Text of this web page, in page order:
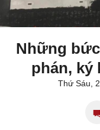
Những
phán, ký
Thứ Sáu,